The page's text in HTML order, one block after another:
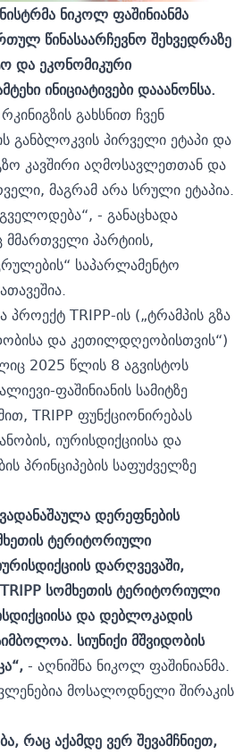
ნიკოლ ფაშინიანმა
წინასაარჩევნო შეხვედრაზე
და ეკონომიკური
ინიციატივები დააანონსა.
გახსნით ჩვენ
განბლოკვის პირველი ეტაპი და
კავშირი აღმოსავლეთთან და
მაგრამ არა სრული ეტაპია.
- განაცხადა
მმართველი პარტიის,
საპარლამენტო
პროექტ TRIPP-ის („ტრამპის გზა
და კეთილდღეობისთვის“)
2025 წლის 8 აგვისტოს
ფაშინიანის სამიტზე
TRIPP ფუნქციონირებას
იურისდიქციისა და
პრინციპების საფუძველზე
დერეფნების
ტერიტორიული
დარღვევაში,
სომხეთის ტერიტორიული
და დებლოკადის
სიუნიქი მშვიდობის
- აღნიშნა ნიკოლ ფაშინიანმა.
მოსალოდნელი შირაკის
რაც აქამდე ვერ შევამჩნიეთ,